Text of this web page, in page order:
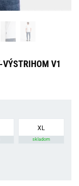
VÝSTRIHOM V1
XL
skladom